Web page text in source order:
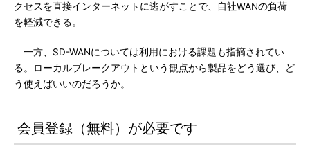
クセスを直接インターネットに逃がすことで、自社WANの負荷
を軽減できる。
一方、SD-WANについては利用における課題も指摘されてい
る。ローカルブレークアウトという観点から製品をどう選び、ど
う使えばいいのだろうか。
会員登録（無料）が必要です